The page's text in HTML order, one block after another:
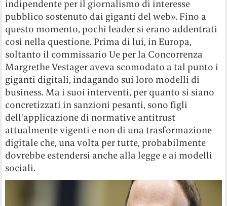
indipendente per il giornalismo di interesse
pubblico sostenuto dai giganti del web». Fino a
questo momento, pochi leader si erano addentrati
così nella questione. Prima di lui, in Europa,
soltanto il commissario Ue per la Concorrenza
Margrethe Vestager aveva scomodato a tal punto i
giganti digitali, indagando sui loro modelli di
business. Ma i suoi interventi, per quanto si siano
concretizzati in sanzioni pesanti, sono figli
dell’applicazione di normative antitrust
attualmente vigenti e non di una trasformazione
digitale che, una volta per tutte, probabilmente
dovrebbe estendersi anche alla legge e ai modelli
sociali.